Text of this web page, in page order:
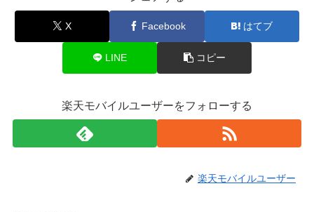
X Facebook はてブ
LINE コピー
楽天モバイルユーザーをフォローする
楽天モバイルユーザー